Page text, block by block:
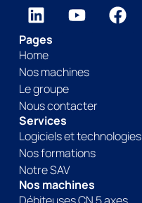
Pages
Home
Nos machines
Le groupe
Nous contacter
Services
Logiciels et technologies
Nos formations
Notre SAV
Nos machines